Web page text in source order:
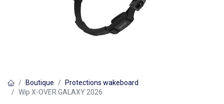
Boutique
Protections wakeboard
Wip X-OVER GALAXY 2026